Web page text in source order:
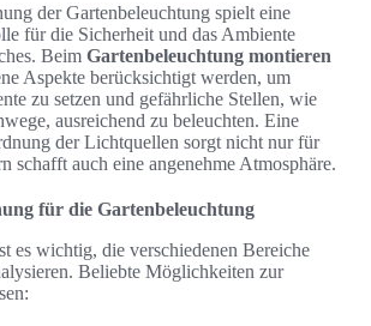
der Gartenbeleuchtung spielt eine
für die Sicherheit und das Ambiente
Beim Gartenbeleuchtung montieren
Aspekte berücksichtigt werden, um
zu setzen und gefährliche Stellen, wie
ausreichend zu beleuchten. Eine
der Lichtquellen sorgt nicht nur für
schafft auch eine angenehme Atmosphäre.
für die Gartenbeleuchtung
es wichtig, die verschiedenen Bereiche
Beliebte Möglichkeiten zur